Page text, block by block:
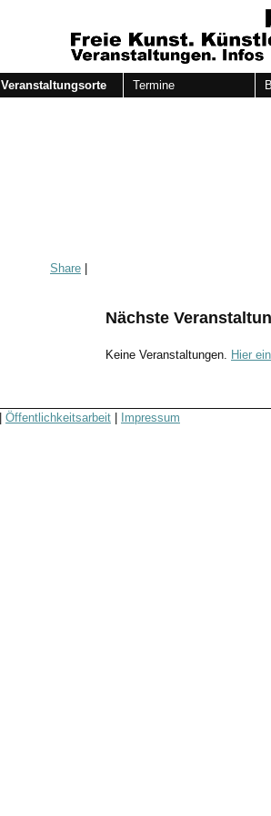
Veranstaltungsorte Termine
Share
Nächste
Keine Veranstaltungen. Hier
Öffentlichkeitsarbeit Impressum